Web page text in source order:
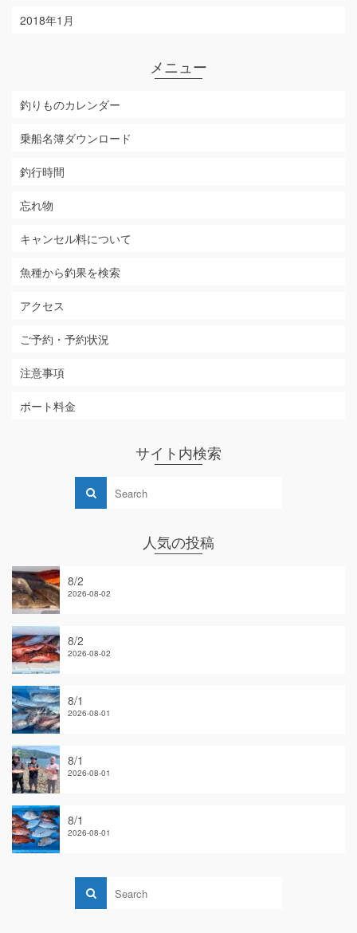
2018年1月
メニュー
釣りものカレンダー
乗船名簿ダウンロード
釣行時間
忘れ物
キャンセル料について
魚種から釣果を検索
アクセス
ご予約・予約状況
注意事項
ボート料金
サイト内検索
人気の投稿
8/2
2026-08-02
8/2
2026-08-02
8/1
2026-08-01
8/1
2026-08-01
8/1
2026-08-01